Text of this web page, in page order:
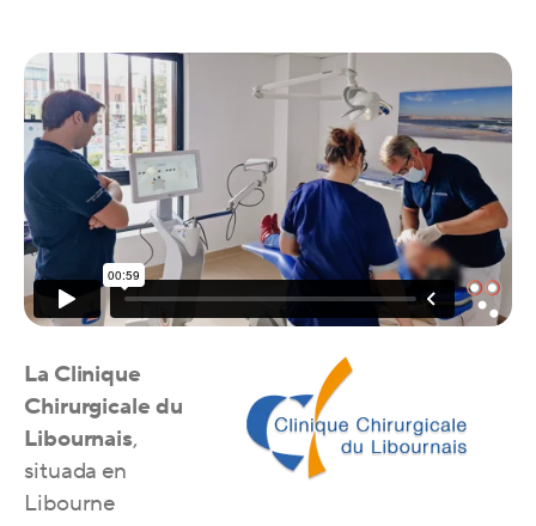
La Clinique
Chirurgicale du
Libournais,
situada en
Libourne